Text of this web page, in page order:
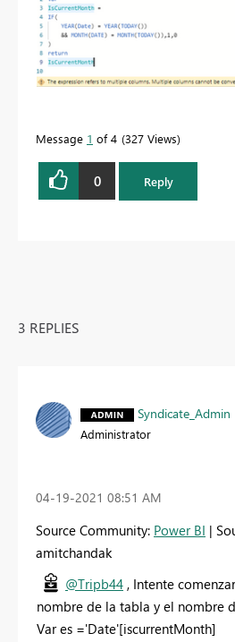
Message 1 of 4 327 Views
0 Reply
3 REPLIES
Syndicate_Admin
Administrator
‎04-19-2021 08:51 AM
Source Community: Power BI |
amitchandak
@Tripb44 , Intente
nombre de la tabla y el nombre
Var es ='Date'[iscurrentMonth]